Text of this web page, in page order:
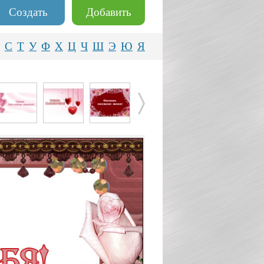
Добавить
Создать
С Т У Ф Х Ц Ч Ш Э Ю Я